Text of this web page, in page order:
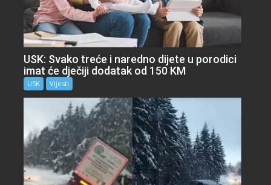
USK: Svako treće i naredno dijete u porodici
imat će dječiji dodatak od 150 KM
USK Vijesti